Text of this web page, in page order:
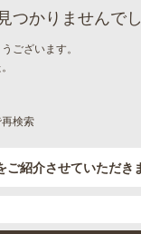
かりませんでし
ございます。
再検索
紹介させていただき